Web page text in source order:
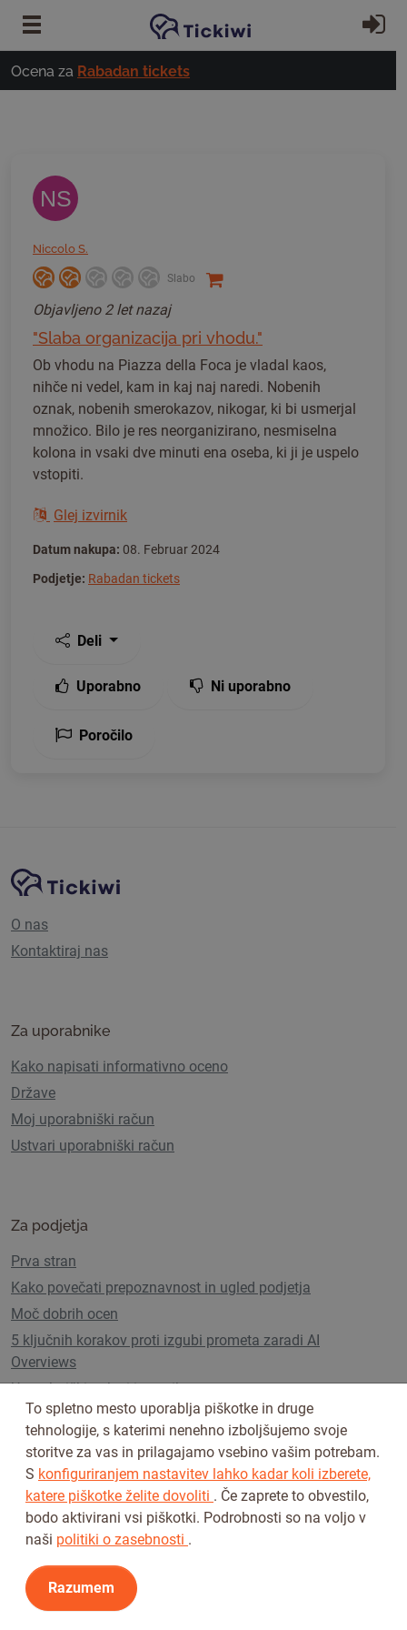
Preskoči na glavno vsebino
Ocena za Rabadan tickets
NS
Niccolo S.
Slabo
Objavljeno 2 let nazaj
"Slaba organizacija pri vhodu."
Ob vhodu na Piazza della Foca je vladal kaos,
nihče ni vedel, kam in kaj naj naredi. Nobenih
oznak, nobenih smerokazov, nikogar, ki bi usmerjal
množico. Bilo je res neorganizirano, nesmiselna
kolona in vsaki dve minuti ena oseba, ki ji je uspelo
vstopiti.
Glej izvirnik
Datum nakupa: 08. Februar 2024
Podjetje: Rabadan tickets
Deli
Uporabno Ni uporabno
Poročilo
Navigacija spletnega mesta
Platforma Tickiwi
O nas
Kontaktiraj nas
Za uporabnike
Kako napisati informativno oceno
Države
Moj uporabniški račun
Ustvari uporabniški račun
Za podjetja
Prva stran
Kako povečati prepoznavnost in ugled podjetja
Moč dobrih ocen
5 ključnih korakov proti izgubi prometa zaradi AI
Overviews
Uporabniški paketi in cenik
Sledi nam na
To spletno mesto uporablja piškotke in druge
tehnologije, s katerimi nenehno izboljšujemo svoje
storitve za vas in prilagajamo vsebino vašim potrebam.
S konfiguriranjem nastavitev lahko kadar koli izberete,
katere piškotke želite dovoliti . Če zaprete to obvestilo,
bodo aktivirani vsi piškotki. Podrobnosti so na voljo v
naši politiki o zasebnosti .
Razumem